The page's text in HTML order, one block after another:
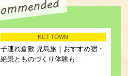
KCT TOWN
子連れ倉敷 児島旅｜おすすめ宿・
絶景とものづくり体験も...